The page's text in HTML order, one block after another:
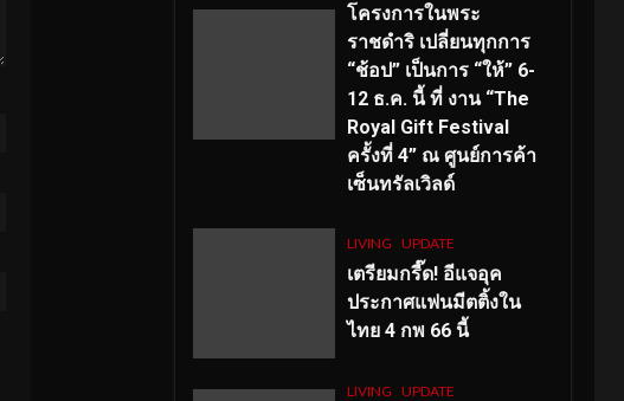
โครงการในพระ
ราชดำริ เปลี่ยนทุกการ
“ช้อป” เป็นการ “ให้” 6-
12 ธ.ค. นี้ ที่ งาน “The
Royal Gift Festival
ครั้งที่ 4” ณ ศูนย์การค้า
เซ็นทรัลเวิลด์
LIVING UPDATE
เตรียมกรี๊ด! อีแจอุค
ประกาศแฟนมีตติ้งใน
ไทย 4 กพ 66 นี้
LIVING UPDATE